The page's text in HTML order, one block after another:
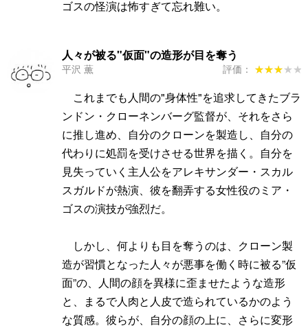
ゴスの怪演は怖すぎて忘れ難い。
人々が被る"仮面"の造形が目を奪う
平沢 薫 評価： ★★★★★
★★★★★
これまでも人間の"身体性"を追求してきたブラ
ンドン・クローネンバーグ監督が、それをさら
に推し進め、自分のクローンを製造し、自分の
代わりに処罰を受けさせる世界を描く。自分を
見失っていく主人公をアレキサンダー・スカル
スガルドが熱演、彼を翻弄する女性役のミア・
ゴスの演技が強烈だ。
しかし、何よりも目を奪うのは、クローン製
造が習慣となった人々が悪事を働く時に被る”仮
面”の、人間の顔を異様に歪ませたような造形
と、まるで人肉と人皮で造られているかのよう
な質感。彼らが、自分の顔の上に、さらに変形